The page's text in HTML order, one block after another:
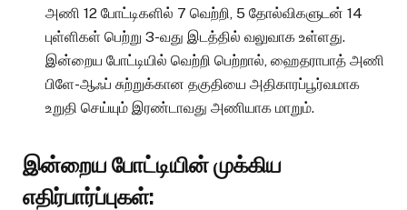
அணி 12 போட்டிகளில் 7 வெற்றி, 5 தோல்விகளுடன் 14
புள்ளிகள் பெற்று 3-வது இடத்தில் வலுவாக உள்ளது.
இன்றைய போட்டியில் வெற்றி பெற்றால், ஹைதராபாத் அணி
பிளே-ஆஃப் சுற்றுக்கான தகுதியை அதிகாரப்பூர்வமாக
உறுதி செய்யும் இரண்டாவது அணியாக மாறும்.
இன்றைய போட்டியின் முக்கிய
எதிர்பார்ப்புகள்: